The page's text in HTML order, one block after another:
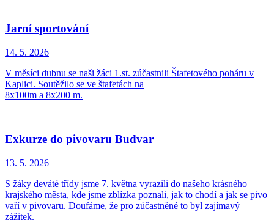
Jarní sportování
14. 5. 2026
V měsíci dubnu se naši žáci 1.st. zúčastnili Štafetového poháru v
Kaplici. Soutěžilo se ve štafetách na
8x100m a 8x200 m.
Exkurze do pivovaru Budvar
13. 5. 2026
S žáky deváté třídy jsme 7. května vyrazili do našeho krásného
krajského města, kde jsme zblízka poznali, jak to chodí a jak se pivo
vaří v pivovaru. Doufáme, že pro zúčastněné to byl zajímavý
zážitek.